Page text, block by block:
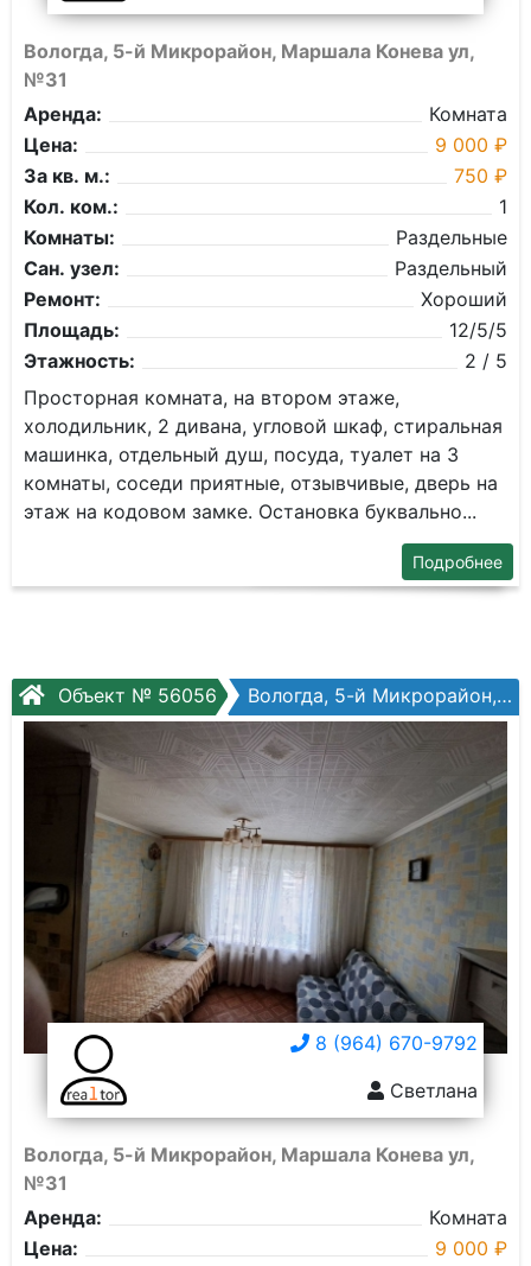
Вологда, 5-й Микрорайон, Маршала Конева ул,
№31
Аренда:
Комната
Цена:
9 000 ₽
За кв. м.:
750 ₽
Кол. ком.:
1
Комнаты:
Раздельные
Сан. узел:
Раздельный
Ремонт:
Хороший
Площадь:
12/5/5
Этажность:
2 / 5
Просторная комната, на втором этаже,
холодильник, 2 дивана, угловой шкаф, стиральная
машинка, отдельный душ, посуда, туалет на 3
комнаты, соседи приятные, отзывчивые, дверь на
этаж на кодовом замке. Остановка буквально...
Подробнее
Объект № 56056 Вологда, 5-й Микрорайон, Маршала Конева ул, №31
8 (964) 670-9792
Светлана
Вологда, 5-й Микрорайон, Маршала Конева ул,
№31
Аренда:
Комната
Цена:
9 000 ₽